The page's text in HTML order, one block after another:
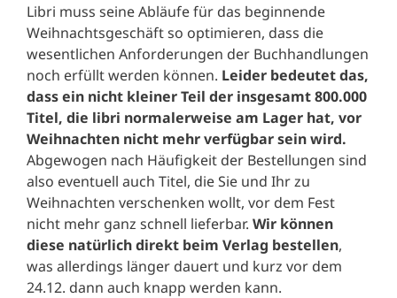
Libri muss seine Abläufe für das beginnende
Weihnachtsgeschäft so optimieren, dass die
wesentlichen Anforderungen der Buchhandlungen
noch erfüllt werden können. Leider bedeutet das,
dass ein nicht kleiner Teil der insgesamt 800.000
Titel, die libri normalerweise am Lager hat, vor
Weihnachten nicht mehr verfügbar sein wird.
Abgewogen nach Häufigkeit der Bestellungen sind
also eventuell auch Titel, die Sie und Ihr zu
Weihnachten verschenken wollt, vor dem Fest
nicht mehr ganz schnell lieferbar. Wir können
diese natürlich direkt beim Verlag bestellen,
was allerdings länger dauert und kurz vor dem
24.12. dann auch knapp werden kann.